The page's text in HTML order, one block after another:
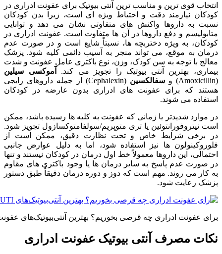
انتخاب قوی ترین و مناسب ترین آنتی بیوتیک برای عفونت ادراری در
کودکان نیازمند دقت و احتیاط ویژه ای است، زیرا بدن کودکان
نسبت به داروها واکنش های متفاوتی نشان می دهد و توانایی
متابولیسم و دفع داروها در آن ها متفاوت است. عفونت ادراری در
کودکان، به ویژه دختربچه ها، نسبتاً شایع است و در صورت عدم
درمان به موقع، می تواند منجر به آسیب دائمی کلیه شود. پزشک
معالج با توجه به سن کودک، وزن، نوع باکتری عامل عفونت و شدت
بیماری، بهترین آنتی بیوتیک را تجویز می کند.
آموکسی سیلین
(Amoxicillin) و
سفالکسین
(Cephalexin) از جمله داروهای رایجی
هستند که برای عفونت های ادراری بدون عارضه در کودکان
استفاده می شوند.
در موارد شدیدتر یا زمانی که عفونت به کلیه ها رسیده باشد، ممکن
است نیتروفورانتوئین یا تری متوپریم/سولفامتوکسازول تجویز شود.
در برخی شرایط خاص و تحت نظارت دقیق، ممکن است از
فلوروکینولون ها نیز استفاده شود، اما به دلیل عوارض جانبی
احتمالی، این داروها معمولاً خط اول درمان در کودکان نیستند و تنها
در صورت عدم پاسخ به سایر درمان ها یا وجود باکتری های مقاوم
به کار می روند. مهم است که دوز و دوره درمان دقیقاً طبق دستور
پزشک رعایت شود.
برای عفونت ادراری چه قرصی بخوریم؟ بهترین آنتی‌بیوتیک‌های
نکات مصرف آنتی بیوتیک عفونت ادراری